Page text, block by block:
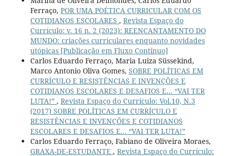
Ferraço, POR UMA POÉTICA CURRICULAR COM OS
COTIDIANOS ESCOLARES , Revista Espaço do
Currículo: v. 16 n. 2 (2023): REENCANTAMENTO DO
MUNDO: criações curriculares enquanto novidades
utópicas [Publicação em Fluxo Contínuo]
Carlos Eduardo Ferraço, Maria Luiza Süssekind,
Marco Antonio Oliva Gomes, SOBRE POLÍTICAS EM
CURRÍCULO E RESISTÊNCIAS E INVENÇÕES E
COTIDIANOS ESCOLARES E DESAFIOS E... “VAI TER
LUTA!” , Revista Espaço do Currículo: Vol.10, N.3
(2017) SOBRE POLÍTICAS EM CURRÍCULO E
RESISTÊNCIAS E INVENÇÕES E COTIDIANOS
ESCOLARES E DESAFIOS E... “VAI TER LUTA!”
Carlos Eduardo Ferraço, Fabiano de Oliveira Moraes,
GRAXA-DE-ESTUDANTE , Revista Espaço do Currículo: